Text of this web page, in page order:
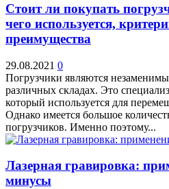
Стоит ли покупать
чего используется,
преимущества
29.08.2021 0
Погрузчики являются
различных складах. Это
который используется для
Однако имеется большое
погрузчиков. Именно поэтому...
Лазерная гравировка:
минусы